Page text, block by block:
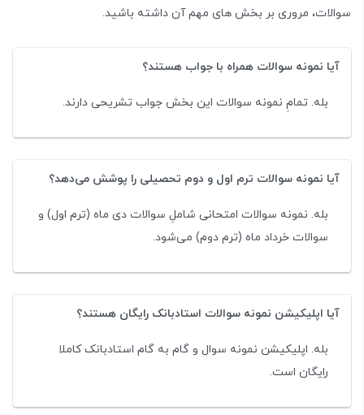
سوالات، مروری بر بخش های مهم آن داشته باشید.
آیا نمونه سوالات همراه با جواب هستند؟
بله. تمامِ نمونه سوالات این بخش جواب تشریحی دارند.
آیا نمونه سوالات ترم اول و دوم تحصیلی را پوشش می‌دهد؟
بله. نمونه سوالات امتحانی شاملِ سوالات دی ماه (ترم اول) و
سوالات خرداد ماه (ترم دوم) می‌شود.
آیا اپلیکیشن نمونه سوالات استادبانک رایگان هستند؟
بله. اپلیکیشن نمونه سوال و گام به گام استادبانک کاملا
رایگان است.